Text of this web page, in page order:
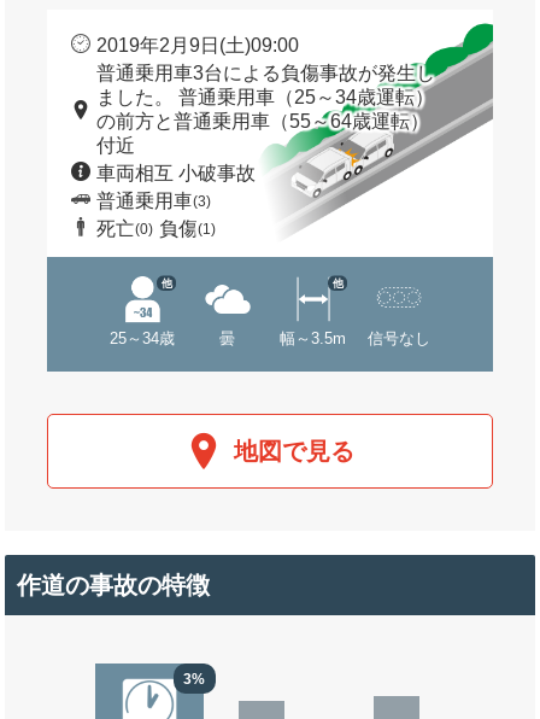
2019年2月9日(土)09:00
普通乗用車3台による負傷事故が発生し
ました。 普通乗用車（25～34歳運転）
の前方と普通乗用車（55～64歳運転）
付近
車両相互 小破事故
普通乗用車(3)
死亡(0) 負傷(1)
25～34歳
他
曇 幅～3.5m
他
信号なし
地図で見る
作道の事故の特徴
3%